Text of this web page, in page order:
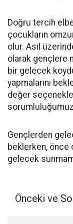
Doğru tercih
çocukların
olur. Asıl
olarak gençlere
bir gelecek
yapmalarını
değer
Gençlerden
beklerken,
gelecek
Önceki ve